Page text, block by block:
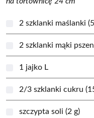
2 szklanki maślanki
2 szklanki mąki
1 jajko L
2/3 szklanki cukru
szczypta soli (2 g)